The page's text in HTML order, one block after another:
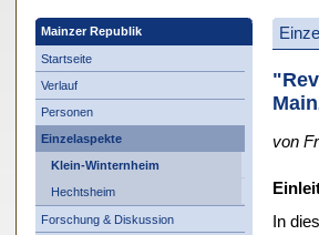
Mainzer Republik
Startseite
Verlauf
Personen
Einzelaspekte
Klein-Winternheim
Hechtsheim
Forschung & Diskussion
von
In